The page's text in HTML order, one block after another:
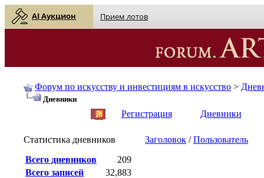
AI Аукцион Прием лотов
Форум по искусству и инвестициям в искусство >
Дневники
Регистрация Дневники
Заголовок /Пользователь
Статистика дневников
Всего дневников
209
Всего записей
32,883